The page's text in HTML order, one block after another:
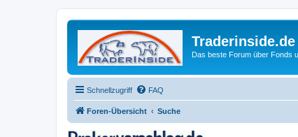
Traderinside.de
Das beste Forum über Fonds
Schnellzugriff FAQ
Foren-Übersicht Suche